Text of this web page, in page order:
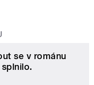
se v románu